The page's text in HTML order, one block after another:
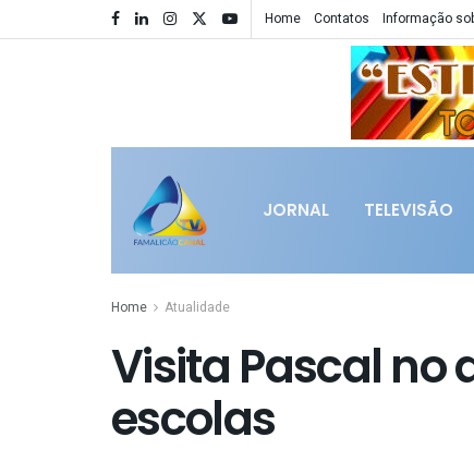
Home Contatos Informação
JORNAL TELEVISÃO
Home Atualidade
Visita Pascal
escolas